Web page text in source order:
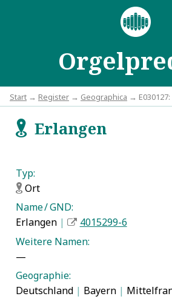
Start → Register → Geographica →
fErlangen
Typ:
fOrt
Name / GND:
Erlangen |
4015299-6
Weitere Namen:
—
Geographie:
Deutschland | Bayern |